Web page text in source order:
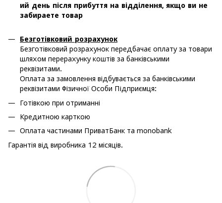
ий день після прибуття на відділення, якщо ви не
забираете товар
Безготівковий розрахунок
Безготівковий розрахунок передбачає оплату за товари
шляхом перерахунку коштів за банківськими
реквізитами.
Оплата за замовлення відбувається за банківськими
реквізитами Фізичної Особи Підприємця:
Готівкою при отриманні
Кредитною карткою
Оплата частинами ПриватБанк та monobank
Гарантія від виробника 12 місяців.